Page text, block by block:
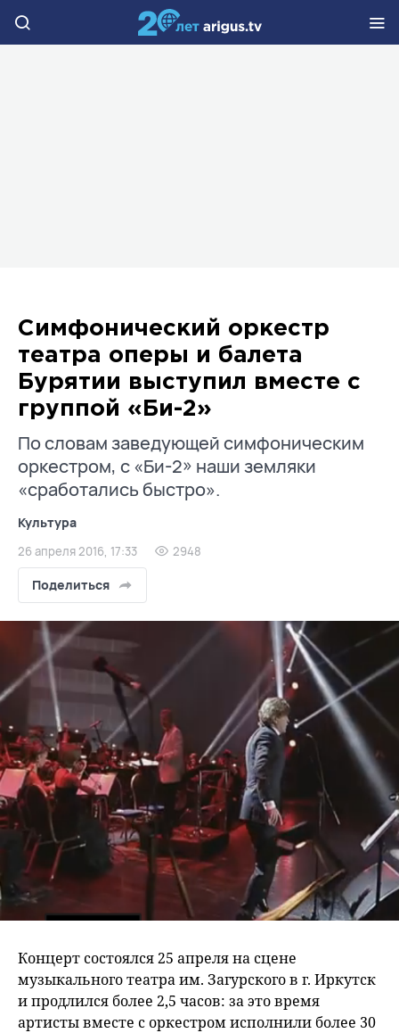
Симфонический оркестр
театра оперы и балета
Бурятии выступил вместе с
группой «Би-2»
По словам заведующей симфоническим
оркестром, с «Би-2» наши земляки
«сработались быстро».
Культура
26 апреля 2016, 17:33 2948
Поделиться
Концерт состоялся 25 апреля на сцене
музыкального театра им. Загурского в г. Иркутск
и продлился более 2,5 часов: за это время
артисты вместе с оркестром исполнили более 30